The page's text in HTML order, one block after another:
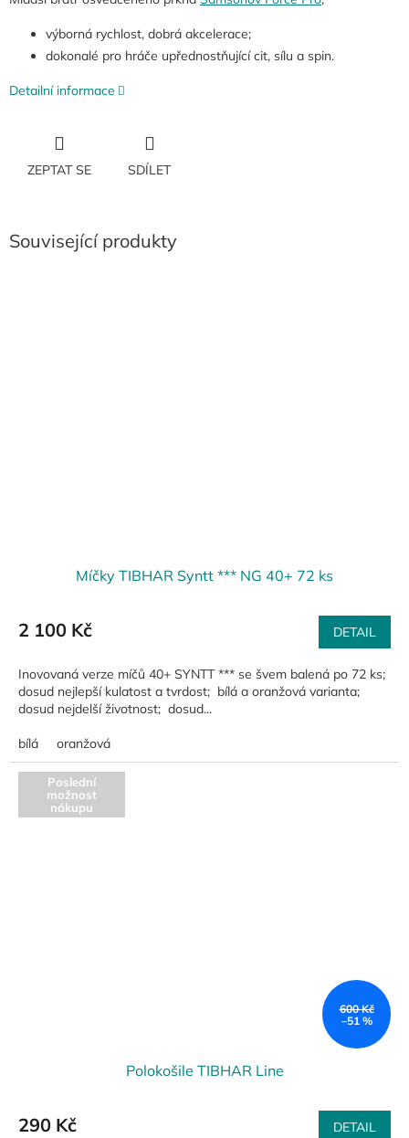
výborná rychlost, dobrá akcelerace;
dokonalé pro hráče upřednostňující cit, sílu a spin.
Detailní informace
ZEPTAT SE SDÍLET
Související produkty
Míčky TIBHAR Syntt *** NG 40+ 72 ks
2 100 Kč DETAIL
Inovovaná verze míčů 40+ SYNTT *** se švem balená po 72 ks;
dosud nejlepší kulatost a tvrdost; bílá a oranžová varianta;
dosud nejdelší životnost; dosud...
bílá oranžová
Poslední
možnost
nákupu
600 Kč
–51 %
Polokošile TIBHAR Line
290 Kč DETAIL